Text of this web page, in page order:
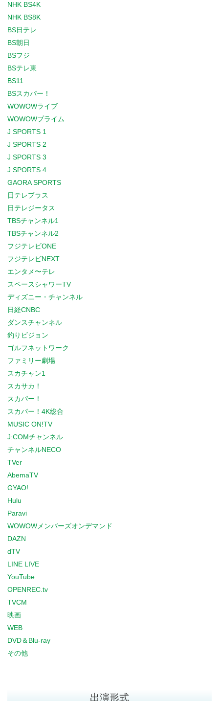
NHK BS4K
NHK BS8K
BS日テレ
BS朝日
BSフジ
BSテレ東
BS11
BSスカパー！
WOWOWライブ
WOWOWプライム
J SPORTS 1
J SPORTS 2
J SPORTS 3
J SPORTS 4
GAORA SPORTS
日テレプラス
日テレジータス
TBSチャンネル1
TBSチャンネル2
フジテレビONE
フジテレビNEXT
エンタメ〜テレ
スペースシャワーTV
ディズニー・チャンネル
日経CNBC
ダンスチャンネル
釣りビジョン
ゴルフネットワーク
ファミリー劇場
スカチャン1
スカサカ！
スカパー！
スカパー！4K総合
MUSIC ON!TV
J:COMチャンネル
チャンネルNECO
TVer
AbemaTV
GYAO!
Hulu
Paravi
WOWOWメンバーズオンデマンド
DAZN
dTV
LINE LIVE
YouTube
OPENREC.tv
TVCM
映画
WEB
DVD＆Blu-ray
その他
出演形式